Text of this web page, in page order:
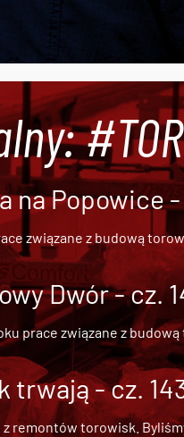
na Popowice -
związane z budową
Dwór - cz.
prace związane zbudową
- cz.
remontów torowisk.